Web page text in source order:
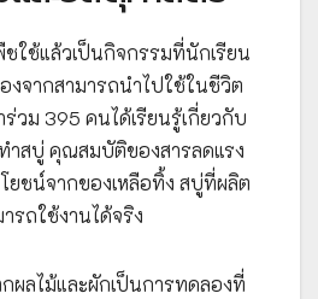
ใช้แล้วเป็นกิจกรรมที่นักเรียน
งจากสามารถนำไปใช้ในชีวิต
ร่วม 395 คนได้เรียนรู้เกี่ยวกับ
ำสบู่ คุณสมบัติของสารลดแรง
ยชน์จากของเหลือทิ้ง สบู่ที่ผลิต
รถใช้งานได้จริง
ผลไม้และผักเป็นการทดลองที่